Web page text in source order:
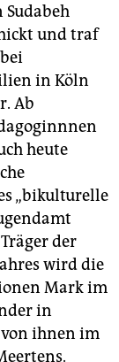
und traf
in Köln
Ab
heute
„bikulturelle
der
wird die
Mark im
in
ihnen im